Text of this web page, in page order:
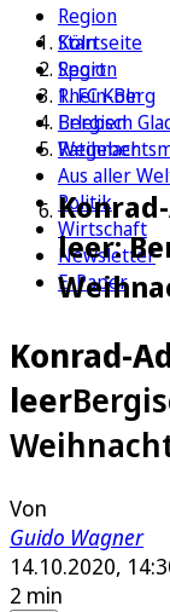
Region
Köln
Sport
1. FC Köln
Erleben
Ratgeber
Aus aller
Politik
Wirtschaft
Newsletter
E-Paper
Startseite
Region
Rhein-Berg
Bergisch
leer:
Konrad-
leer
Von
Guido Wagner
14.10.2020,
2 min